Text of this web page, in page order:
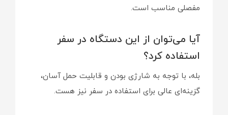
مفصلی مناسب است.
آیا می‌توان از این دستگاه در سفر
استفاده کرد؟
بله، با توجه به شارژی بودن و قابلیت حمل آسان،
گزینه‌ای عالی برای استفاده در سفر نیز هست.